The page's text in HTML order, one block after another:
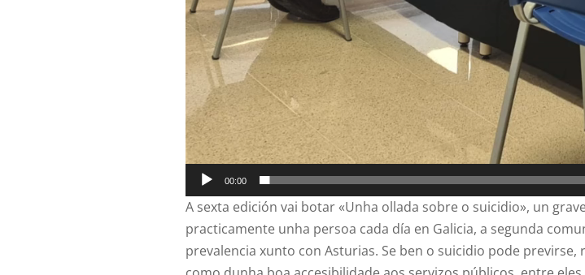
00:00
A sexta edición vai botar «Unha ollada sobre o suicidio», un
practicamente unha persoa cada día en Galicia, a segunda
prevalencia xunto con Asturias. Se ben o suicidio pode